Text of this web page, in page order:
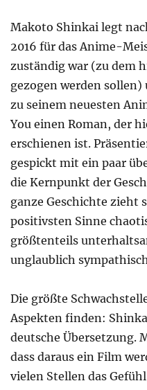
Makoto Shinkai legt
2016 für das Anime-
zuständig war (zu dem
gezogen werden
zu seinem neuesten
You einen Roman, der
erschienen ist.
gespickt mit ein paar
die Kernpunkt der
ganze Geschichte zieht
positivsten Sinne
größtenteils
unglaublich
Die größte
Aspekten finden:
deutsche Übersetzung.
dass daraus ein Film
vielen Stellen das